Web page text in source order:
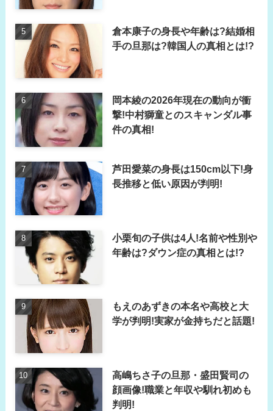
倉本康子の身長や年齢は?結婚相
手の旦那は?韓国人の真相とは!?
岡本綾の2026年現在の動向が衝
撃!中村獅童とのスキャンダル事
件の真相!
芦田愛菜の身長は150cm以下!身
長推移と低い原因が判明!
小栗旬の子供は4人!名前や性別や
年齢は?ダウン症の真相とは!?
もえのあずきの本名や高校と大
学が判明!実家が金持ちだと話題!
高嶋ちさ子の旦那・盛田賢司の
顔画像!職業と年収や馴れ初めも
判明!